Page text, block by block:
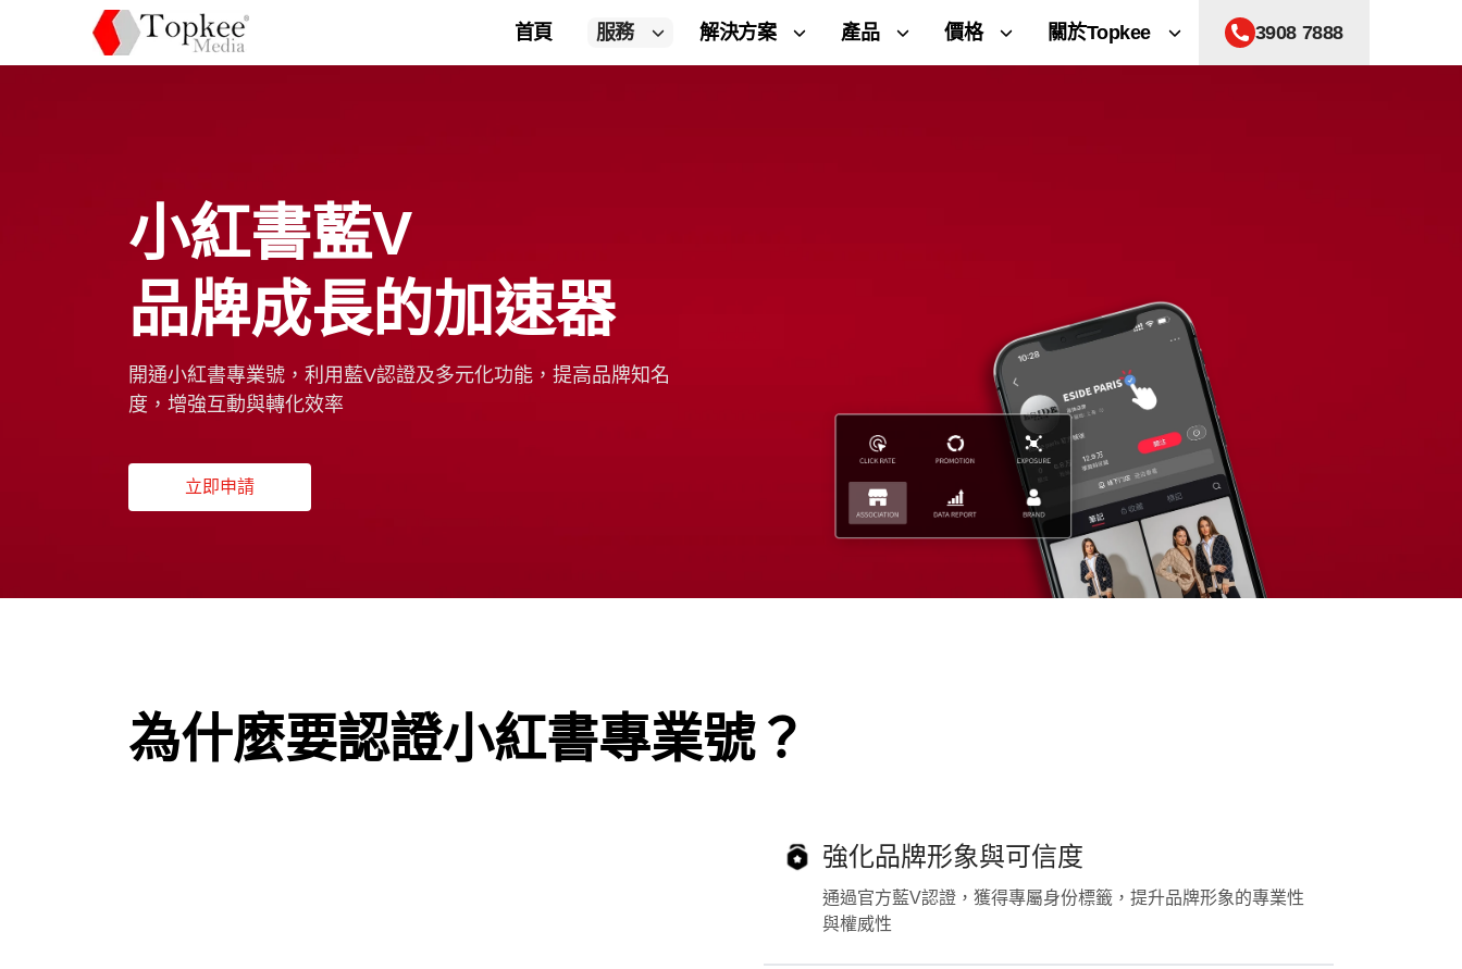
首頁 服務 解決方案 產品 價格 關於Topkee 3908 7888
小紅書藍V
品牌成長的加速器
開通小紅書專業號，利用藍V認證及多元化功能，提高品牌知名
度，增強互動與轉化效率
立即申請
為什麼要認證小紅書專業號？
強化品牌形象與可信度
通過官方藍V認證，獲得專屬身份標籤，提升品牌形象的專業性
與權威性